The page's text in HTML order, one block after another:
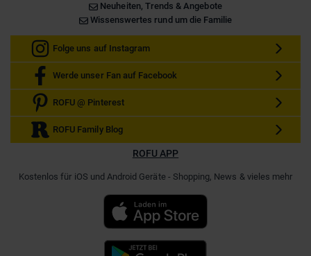
Neuheiten, Trends & Angebote
Wissenswertes rund um die Familie
Folge uns auf Instagram
Werde unser Fan auf Facebook
ROFU @ Pinterest
ROFU Family Blog
ROFU APP
Kostenlos für iOS und Android Geräte - Shopping, News & vieles mehr